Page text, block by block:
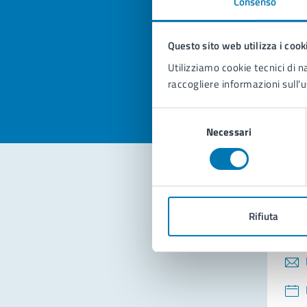
Questo sito web utilizza i
Utilizziamo cookie tecnici di
raccogliere informazioni
consenso
Necessari
Rifiuta